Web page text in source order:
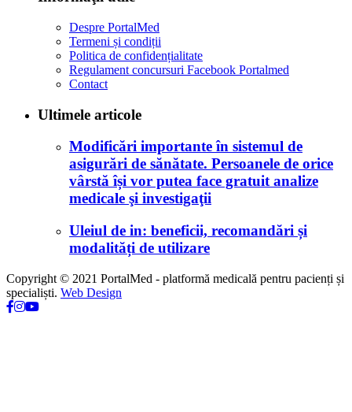
Despre PortalMed
Termeni și condiții
Politica de confidențialitate
Regulament concursuri Facebook Portalmed
Contact
Ultimele articole
Modificări importante în sistemul de
asigurări de sănătate. Persoanele de orice
vârstă își vor putea face gratuit analize
medicale şi investigaţii
Uleiul de in: beneficii, recomandări și
modalități de utilizare
Copyright © 2021 PortalMed - platformă medicală pentru pacienți și
specialiști. Web Design